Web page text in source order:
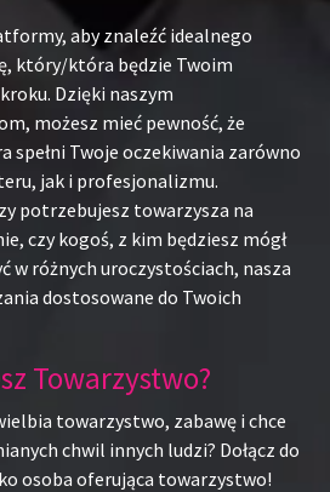
aby znaleźć idealnego
który/która będzie Twoim
Dzięki naszym
możesz mieć pewność, że
spełni Twoje oczekiwania zarówno
jak i profesjonalizmu.
potrzebujesz towarzysza na
czy kogoś, z kim będziesz mógł
w różnych uroczystościach, nasza
dostosowane do Twoich
Towarzystwo?
towarzystwo, zabawę i chce
chwil innych ludzi? Dołącz do
osoba oferująca towarzystwo!